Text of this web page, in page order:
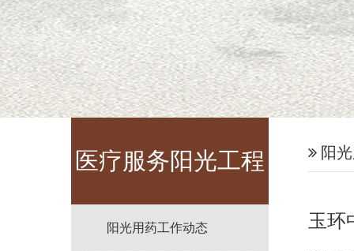
医疗服务阳光工程
阳光用药工作动态
阳
玉环